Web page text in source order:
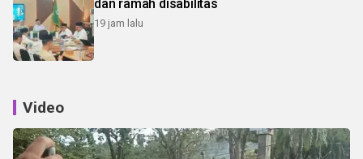
dan ramah disabilitas
19 jam lalu
Video